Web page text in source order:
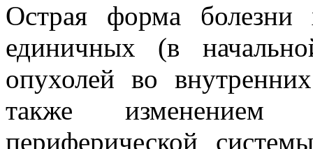
Острая форма болезни
единичных (в
опухолей во
также изменением
периферической